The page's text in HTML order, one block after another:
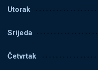
Utorak
Srijeda
Četvrtak